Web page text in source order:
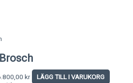
kr LÄGG TILL I VARUKORG